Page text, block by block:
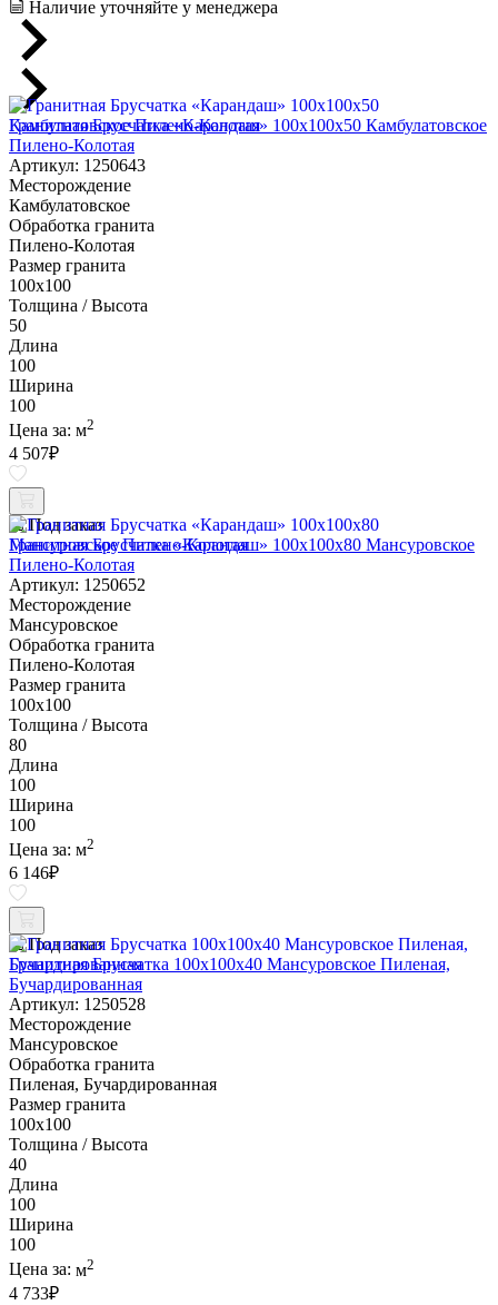
Наличие уточняйте у менеджера
Гранитная Брусчатка «Карандаш» 100х100x50 Камбулатовское
Пилено-Колотая
Артикул: 1250643
Месторождение
Камбулатовское
Обработка гранита
Пилено-Колотая
Размер гранита
100х100
Толщина / Высота
50
Длина
100
Ширина
100
Цена за: м2
4 507₽
Под заказ
Гранитная Брусчатка «Карандаш» 100х100x80 Мансуровское
Пилено-Колотая
Артикул: 1250652
Месторождение
Мансуровское
Обработка гранита
Пилено-Колотая
Размер гранита
100х100
Толщина / Высота
80
Длина
100
Ширина
100
Цена за: м2
6 146₽
Под заказ
Гранитная Брусчатка 100х100x40 Мансуровское Пиленая,
Бучардированная
Артикул: 1250528
Месторождение
Мансуровское
Обработка гранита
Пиленая, Бучардированная
Размер гранита
100х100
Толщина / Высота
40
Длина
100
Ширина
100
Цена за: м2
4 733₽